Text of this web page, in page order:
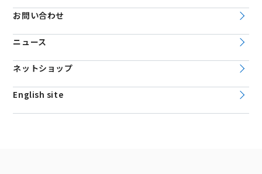
お問い合わせ
ニュース
ネットショップ
English site